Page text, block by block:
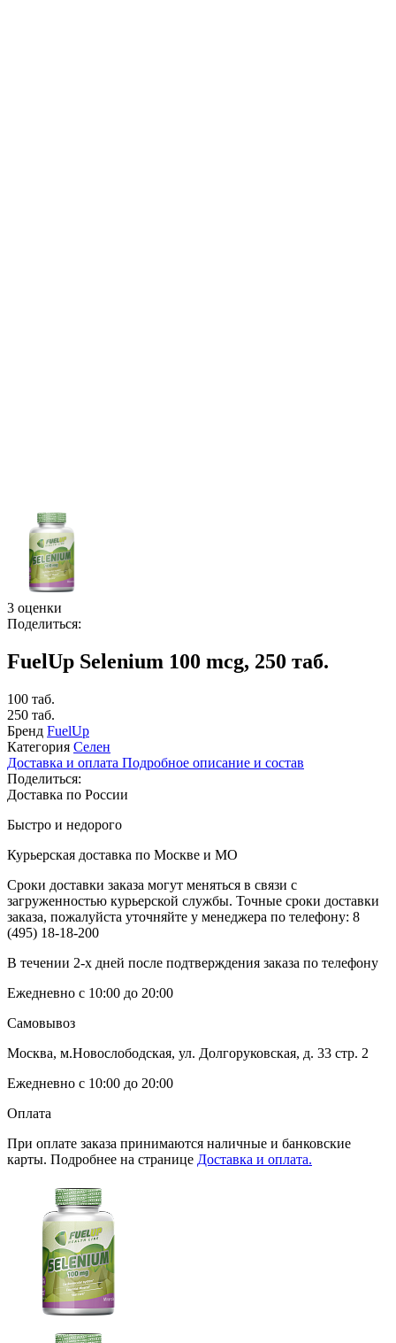
3 оценки
Поделиться:
FuelUp Selenium 100 mcg, 250 таб.
100 таб.
250 таб.
Бренд FuelUp
Категория Селен
Доставка и оплата Подробное описание и состав
Поделиться:
Доставка по России
Быстро и недорого
Курьерская доставка по Москве и МО
Сроки доставки заказа могут меняться в связи с
загруженностью курьерской службы. Точные сроки доставки
заказа, пожалуйста уточняйте у менеджера по телефону: 8
(495) 18-18-200
В течении 2-х дней после подтверждения заказа по телефону
Ежедневно с 10:00 до 20:00
Самовывоз
Москва, м.Новослободская, ул. Долгоруковская, д. 33 стр. 2
Ежедневно с 10:00 до 20:00
Оплата
При оплате заказа принимаются наличные и банковские
карты. Подробнее на странице Доставка и оплата.